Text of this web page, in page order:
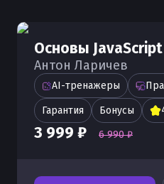
Основы JavaScript
Антон Ларичев
AI-тренажеры
Гарантия Бонусы
3 999 ₽ 6 990 ₽